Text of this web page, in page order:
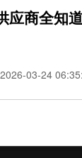
应商全知
03-24